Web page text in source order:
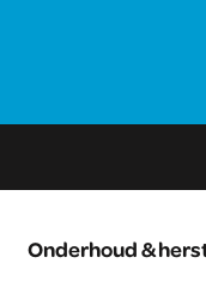
Onderhoud &